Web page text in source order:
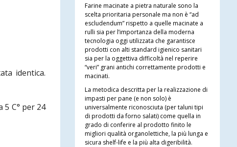
identica.
C° per 24
Farine macinate a pietra naturale sono la
scelta prioritaria personale ma non è “ad
escludendum” rispetto a quelle macinate a
rulli sia per l’importanza della moderna
tecnologia oggi utilizzata che garantisce
prodotti con alti standard igienico sanitari
sia per la oggettiva difficoltà nel reperire
“veri” grani antichi correttamente prodotti e
macinati.
La metodica descritta per la realizzazione di
impasti per pane (e non solo) è
universalmente riconosciuta (per taluni tipi
di prodotti da forno salati) come quella in
grado di conferire al prodotto finito le
migliori qualità organolettiche, la più lunga e
sicura shelf-life e la più alta digeribilità.